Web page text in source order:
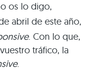
os lo digo,
abril de este año,
. Con lo que,
tráfico, la
.